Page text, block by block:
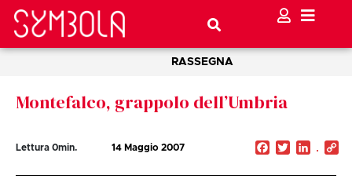
RASSEGNA
Montefalco, grappolo dell’Umbria
Lettura 0min. 14 Maggio 2007 Facebook
Twitter